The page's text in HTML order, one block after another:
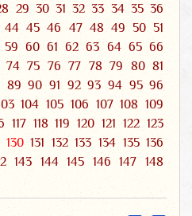
29 30 31 32 33 34 35 36
44 45 46 47 48 49 50 51
59 60 61 62 63 64 65 66
74 75 76 77 78 79 80 81
89 90 91 92 93 94 95 96
104 105 106 107 108 109
117 118 119 120 121 122 123
130 131 132 133 134 135 136
143 144 145 146 147
148